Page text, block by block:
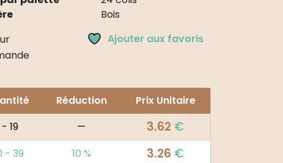
Bois
Ajouter aux favoris
Réduction
Prix Unitaire
- 19
— 3.62 €
- 39 10 % 3.26 €